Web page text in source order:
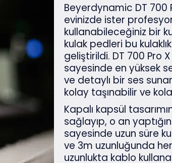
Beyerdynamic DT 700
evinizde ister
kullanabileceğiniz bir
kulak pedleri bu
geliştirildi. DT 700 Pro
sayesinde en yüksek
ve detaylı bir ses
kolay taşınabilir ve
Kapalı kapsül
sağlayıp, o an
sayesinde uzun süre
ve 3m uzunluğunda
uzunlukta kablo